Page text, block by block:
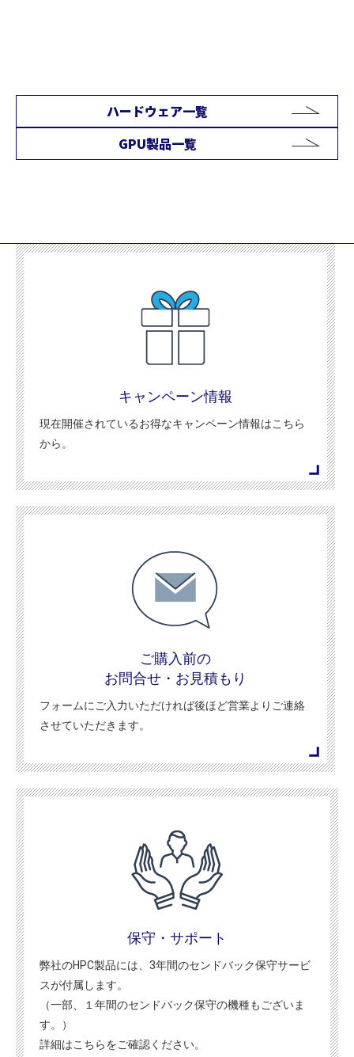
ハードウェア一覧
GPU製品一覧
キャンペーン情報
現在開催されているお得なキャンペーン情報はこちら
から。
ご購入前の
お問合せ・お見積もり
フォームにご入力いただければ後ほど営業よりご連絡
させていただきます。
保守・サポート
弊社のHPC製品には、3年間のセンドバック保守サービ
スが付属します。
（一部、１年間のセンドバック保守の機種もございま
す。）
詳細はこちらをご確認ください。